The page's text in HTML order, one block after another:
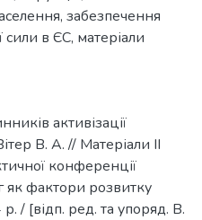
, забезпечення
сили в ЄС, матеріали
активізації
В. А. // Матеріали ІІ
конференції
фактори розвитку
/ [відп. ред. та упоряд. В.